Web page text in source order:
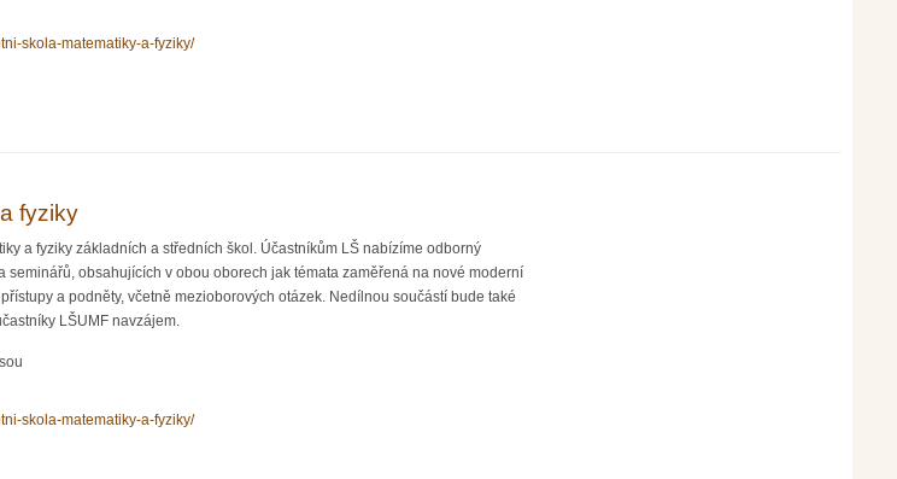
skola-matematiky-a-fyziky/
fyziky
a fyziky základních a středních škol. Účastníkům LŠ nabízíme odborný
obsahujících v obou oborech jak témata zaměřená na nové moderní
a podněty, včetně mezioborových otázek. Nedílnou součástí bude také
LŠUMF navzájem.
skola-matematiky-a-fyziky/